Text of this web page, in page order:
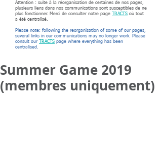
Attention : suite à la réorganisation de certaines de nos pages,
plusieurs liens dans nos communications sont susceptibles de ne
plus fonctionner. Merci de consulter notre page
TRACTS où tout
a été centralisé.
Please note: following the reorganisation of some of our pages,
several links in our communications may no longer work. Please
consult our
TRACTS page where everything has been
centralised.
Summer Game 2019
(membres uniquement)